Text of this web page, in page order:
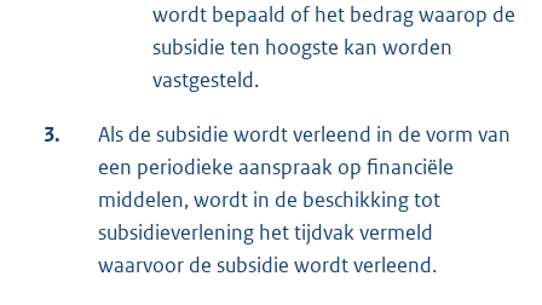
wordt bepaald of het bedrag waarop de
subsidie ten hoogste kan worden
vastgesteld.
3.
Als de subsidie wordt verleend in de vorm van
een periodieke aanspraak op financiële
middelen, wordt in de beschikking tot
subsidieverlening het tijdvak vermeld
waarvoor de subsidie wordt verleend.